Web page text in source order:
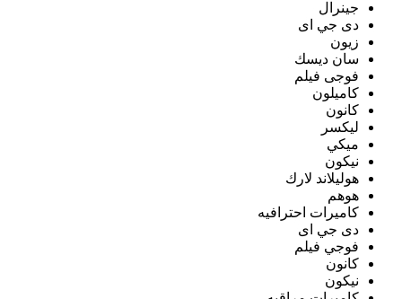
جينرال
دى جي اى
زيون
سان ديسك
فوجى فيلم
كاميلون
كانون
ليكسر
ميكي
نيكون
هوليلاند لارك
هوهم
كاميرات احترافيه
دى جي اى
فوجي فيلم
كانون
نيكون